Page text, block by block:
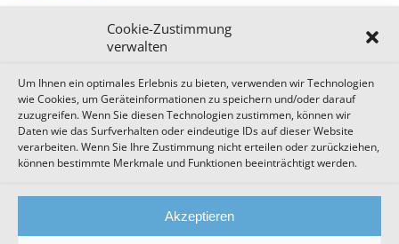
Cookie-Zustimmung
verwalten
Um Ihnen ein optimales Erlebnis zu bieten, verwenden wir Technologien
wie Cookies, um Geräteinformationen zu speichern und/oder darauf
zuzugreifen. Wenn Sie diesen Technologien zustimmen, können wir
Daten wie das Surfverhalten oder eindeutige IDs auf dieser Website
verarbeiten. Wenn Sie Ihre Zustimmung nicht erteilen oder zurückziehen,
können bestimmte Merkmale und Funktionen beeinträchtigt werden.
Akzeptieren
DECOM News
Zum Newsletter anmelden!